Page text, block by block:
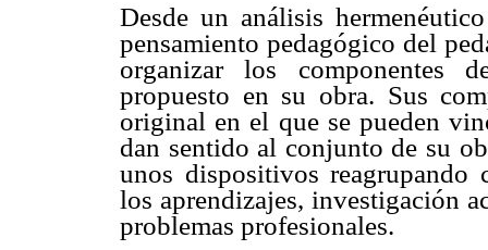
Desde un análisis
pensamiento pedagógico del
organizar los componentes
propuesto en su obra. Sus
original en el que se pueden
dan sentido al conjunto de su
unos dispositivos reagrupando
los aprendizajes, investigación
problemas profesionales.